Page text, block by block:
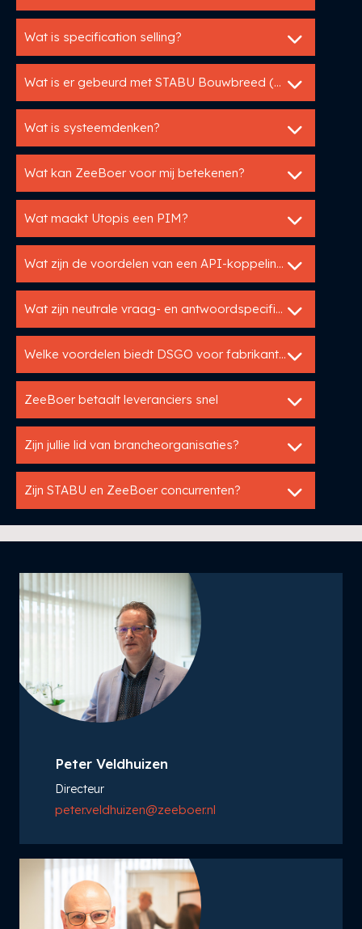
Wat is specification selling?
Wat is er gebeurd met STABU Bouwbreed (BWBRD)?
Wat is systeemdenken?
Wat kan ZeeBoer voor mij betekenen?
Wat maakt Utopis een PIM?
Wat zijn de voordelen van een API-koppeling met Utopis?
Wat zijn neutrale vraag- en antwoordspecificaties?
Welke voordelen biedt DSGO voor fabrikanten?
ZeeBoer betaalt leveranciers snel
Zijn jullie lid van brancheorganisaties?
Zijn STABU en ZeeBoer concurrenten?
Peter Veldhuizen
Directeur
peter.veldhuizen@zeeboer.nl